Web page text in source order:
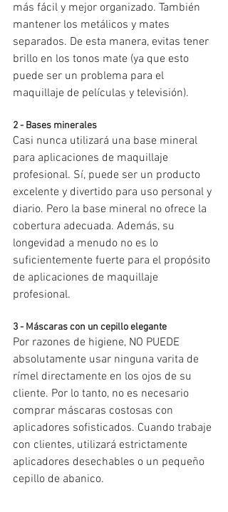
más fácil y mejor organizado. También
mantener los metálicos y mates
separados. De esta manera, evitas tener
brillo en los tonos mate (ya que esto
puede ser un problema para el
maquillaje de películas y televisión).
2 - Bases minerales
Casi nunca utilizará una base mineral
para aplicaciones de maquillaje
profesional. Sí, puede ser un producto
excelente y divertido para uso personal y
diario. Pero la base mineral no ofrece la
cobertura adecuada. Además, su
longevidad a menudo no es lo
suficientemente fuerte para el propósito
de aplicaciones de maquillaje
profesional.
3 - Máscaras con un cepillo elegante
Por razones de higiene, NO PUEDE
absolutamente usar ninguna varita de
rímel directamente en los ojos de su
cliente. Por lo tanto, no es necesario
comprar máscaras costosas con
aplicadores sofisticados. Cuando trabaje
con clientes, utilizará estrictamente
aplicadores desechables o un pequeño
cepillo de abanico.